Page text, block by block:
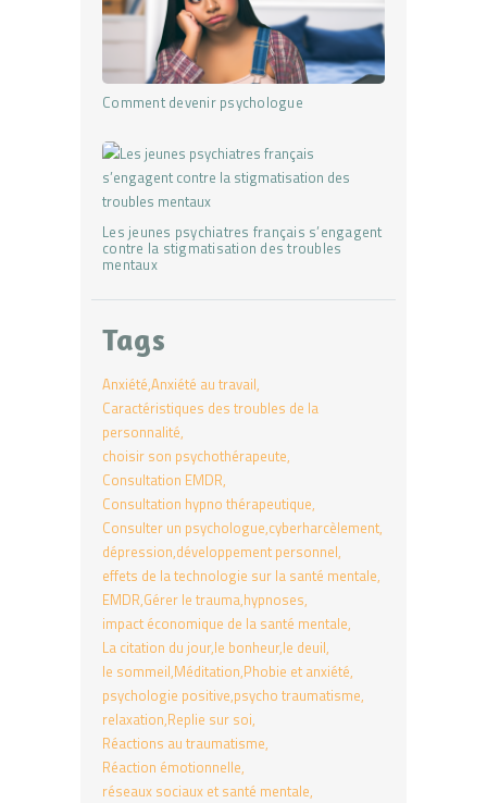
Comment devenir psychologue
Les jeunes psychiatres français s’engagent
contre la stigmatisation des troubles
mentaux
Tags
Anxiété Anxiété au travail
Caractéristiques des troubles de la
personnalité
choisir son psychothérapeute
Consultation EMDR
Consultation hypno thérapeutique
Consulter un psychologue cyberharcèlement
dépression développement personnel
effets de la technologie sur la santé mentale
EMDR Gérer le trauma hypnoses
impact économique de la santé mentale
La citation du jour le bonheur le deuil
le sommeil Méditation Phobie et anxiété
psychologie positive psycho traumatisme
relaxation Replie sur soi
Réactions au traumatisme
Réaction émotionnelle
réseaux sociaux et santé mentale